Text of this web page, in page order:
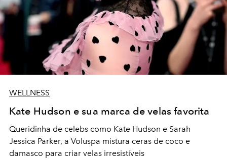
WELLNESS
Kate Hudson e sua marca de velas favorita
Queridinha de celebs como Kate Hudson e Sarah
Jessica Parker, a Voluspa mistura ceras de coco e
damasco para criar velas irresistíveis